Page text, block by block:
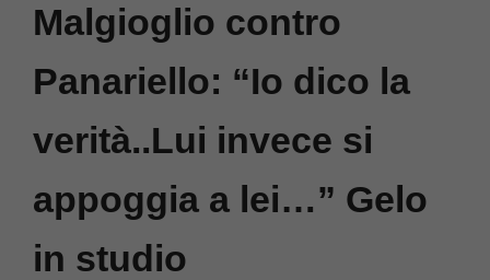
Malgioglio contro
Panariello: “Io dico la
verità..Lui invece si
appoggia a lei…” Gelo
in studio